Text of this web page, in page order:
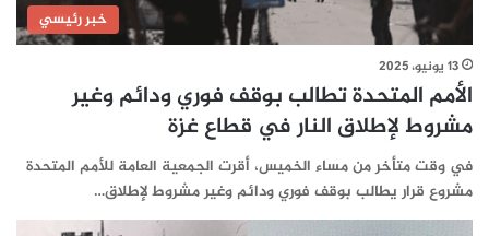
خبر رئيسي
13 يونيو، 2025
الأمم المتحدة تطالب بوقف فوري ودائم وغير
مشروط لإطلاق النار في قطاع غزة
في وقت متأخر من مساء الخميس، أقرت الجمعية العامة للأمم المتحدة
مشروع قرار يطالب بوقف فوري ودائم وغير مشروط لإطلاق…